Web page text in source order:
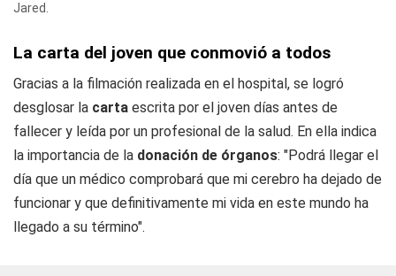
Jared.
La carta del joven que conmovió a todos
Gracias a la filmación realizada en el hospital, se logró
desglosar la carta escrita por el joven días antes de
fallecer y leída por un profesional de la salud. En ella indica
la importancia de la donación de órganos: "Podrá llegar el
día que un médico comprobará que mi cerebro ha dejado de
funcionar y que definitivamente mi vida en este mundo ha
llegado a su término".